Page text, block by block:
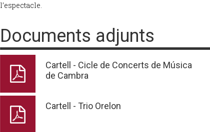
l’espectacle.
Documents adjunts
Cartell - Cicle de Concerts de Música
de Cambra
Cartell - Trio Orelon